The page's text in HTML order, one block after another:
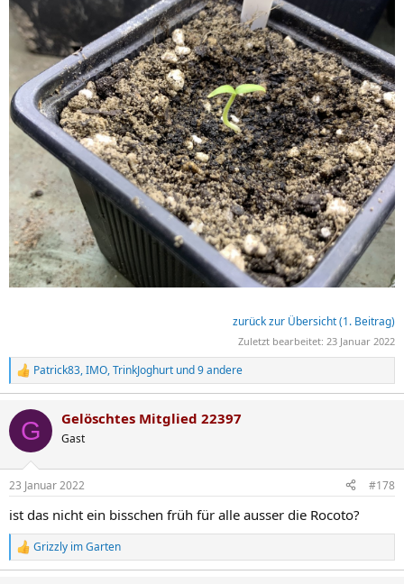
zurück zur Übersicht (1. Beitrag)
Zuletzt bearbeitet: 23 Januar 2022
R
e
k
i
e
:
Patrick83,IMO,TrinkJoghurt und 9 andere
G Gelöschtes Mitglied 22397
Gast
23 Januar 2022 #178
ist das nicht ein bisschen früh für alle ausser die Rocoto?
R
e
Grizzly im Garten